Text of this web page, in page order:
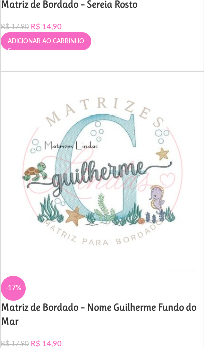
Matriz de Bordado – Sereia Rosto
R$17,90 R$ 14,90
ADICIONAR AO CARRINHO
-17%
Matriz de Bordado – Nome Guilherme Fundo do
Mar
R$17,90 R$ 14,90